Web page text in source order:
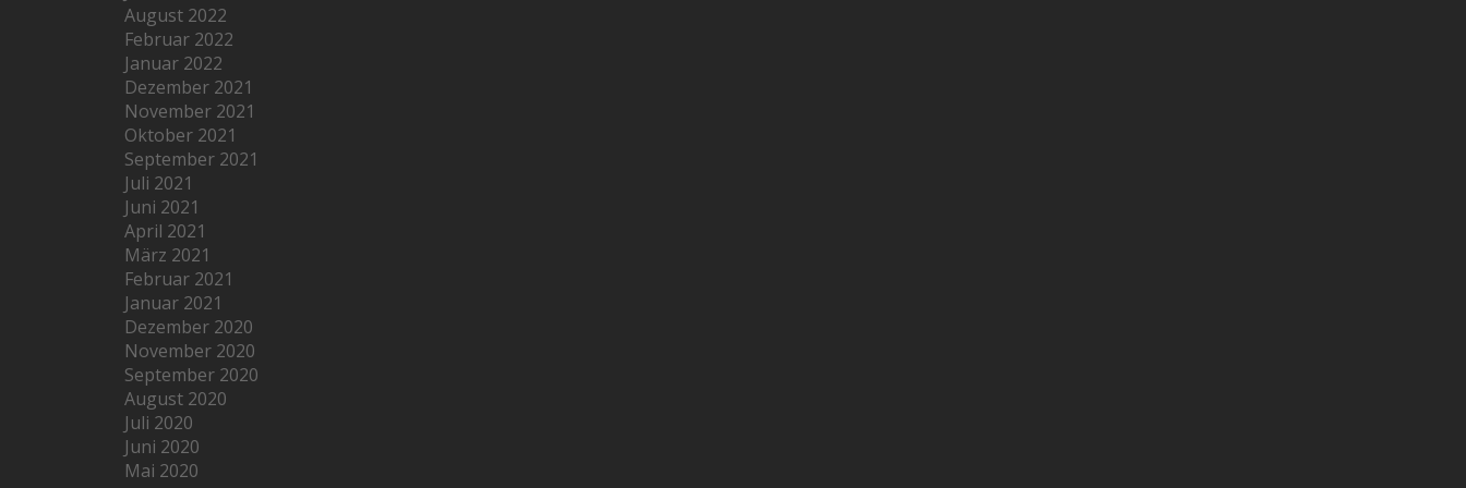
August 2022
Februar 2022
Januar 2022
Dezember 2021
November 2021
Oktober 2021
September 2021
Juli 2021
Juni 2021
April 2021
März 2021
Februar 2021
Januar 2021
Dezember 2020
November 2020
September 2020
August 2020
Juli 2020
Juni 2020
Mai 2020